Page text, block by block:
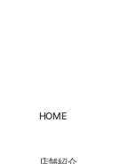
HOME